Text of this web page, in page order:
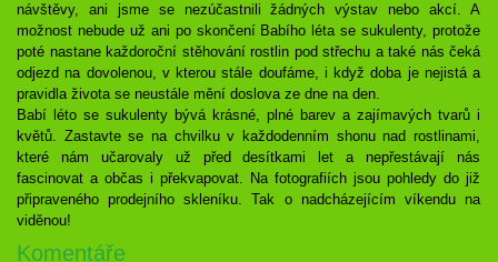
návštěvy, ani jsme se nezúčastnili žádných výstav nebo akcí. A
možnost nebude už ani po skončení Babího léta se sukulenty, protože
poté nastane každoroční stěhování rostlin pod střechu a také nás čeká
odjezd na dovolenou, v kterou stále doufáme, i když doba je nejistá a
pravidla života se neustále mění doslova ze dne na den.
Babí léto se sukulenty bývá krásné, plné barev a zajímavých tvarů i
květů. Zastavte se na chvilku v každodenním shonu nad rostlinami,
které nám učarovaly už před desítkami let a nepřestávají nás
fascinovat a občas i překvapovat. Na fotografiích jsou pohledy do již
připraveného prodejního skleníku. Tak o nadcházejícím víkendu na
viděnou!
Komentáře